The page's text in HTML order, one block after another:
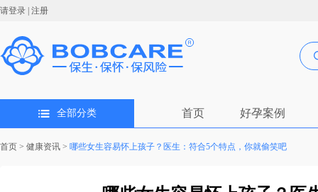
请登录 | 注册
全部分类 首页 好孕案例
首页 > 健康资讯 > 哪些女生容易怀上孩子？医生：符合5个特点，你就偷笑吧